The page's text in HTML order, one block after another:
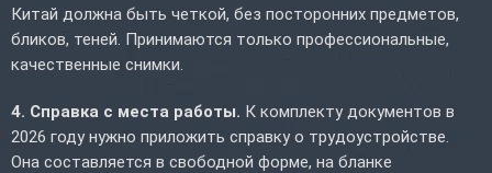
Китай должна быть четкой, без посторонних предметов,
бликов, теней. Принимаются только профессиональные,
качественные снимки.
4. Справка с места работы. К комплекту документов в
2026 году нужно приложить справку о трудоустройстве.
Она составляется в свободной форме, на бланке